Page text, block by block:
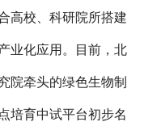
高校、科研院所搭建
业化应用。目前，北
院牵头的绿色生物制
培育中试平台初步名